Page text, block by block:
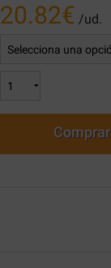
20.82€ /ud.
Comprar